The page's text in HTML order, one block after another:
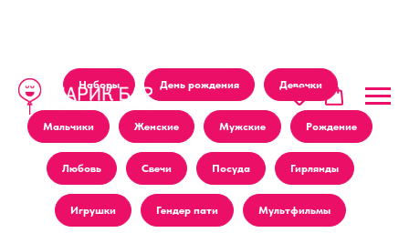
Наборы День рождения Девочки
Мальчики Женские Мужские Рождение
Любовь Свечи Посуда Гирлянды
Игрушки Гендер пати Мультфильмы